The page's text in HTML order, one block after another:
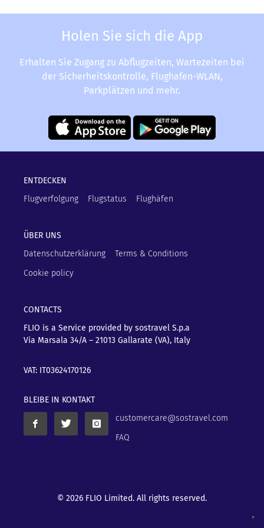
Holen Sie sich die App
Erhalten Sie Zugang zu Abflugzeiten, Wartezeiten bei
der Sicherheitskontrolle, Flughafen-WLAN,
Parkplätzen und mehr.
ENTDECKEN
Flugverfolgung
Flugstatus Flughäfen
ÜBER UNS
Datenschutzerklärung
Terms & Conditions
Cookie policy
CONTACTS
FLIO is a Service provided by sostravel S.p.a
Via Marsala 34/A – 21013 Gallarate (VA), Italy
VAT: IT03624170126
BLEIBE IN KONTAKT
customercare@sostravel.com
FAQ
© 2026 FLIO Limited. All rights reserved.